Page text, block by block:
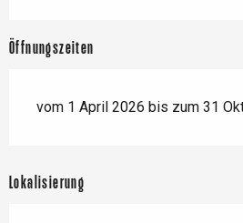
Öffnungszeiten
vom 1 April 2026 bis zum 31
Lokalisierung